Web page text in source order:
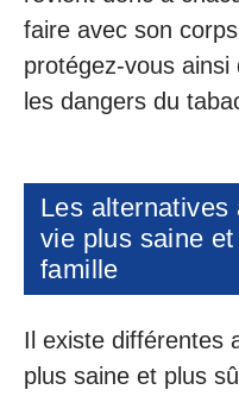
faire avec son
protégez-vous
les dangers du
Les alternatives
vie plus saine
famille
Il existe différentes
plus saine et plus